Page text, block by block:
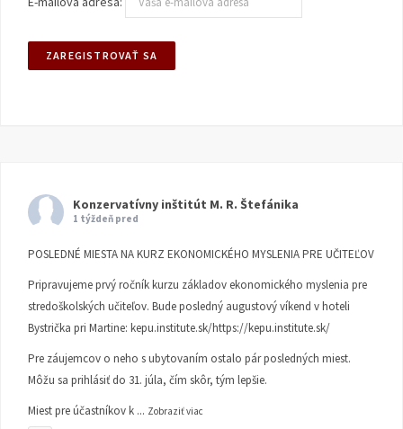
Konzervatívny inštitút M. R. Štefánika
1 týždeň pred
POSLEDNÉ MIESTA NA KURZ EKONOMICKÉHO MYSLENIA PRE UČITEĽOV
Pripravujeme prvý ročník kurzu základov ekonomického myslenia pre
stredoškolských učiteľov. Bude posledný augustový víkend v hoteli
Bystrička pri Martine: kepu.institute.sk/https://kepu.institute.sk/
Pre záujemcov o neho s ubytovaním ostalo pár posledných miest.
Môžu sa prihlásiť do 31. júla, čím skôr, tým lepšie.
Miest pre účastníkov k ... Zobraziť viac